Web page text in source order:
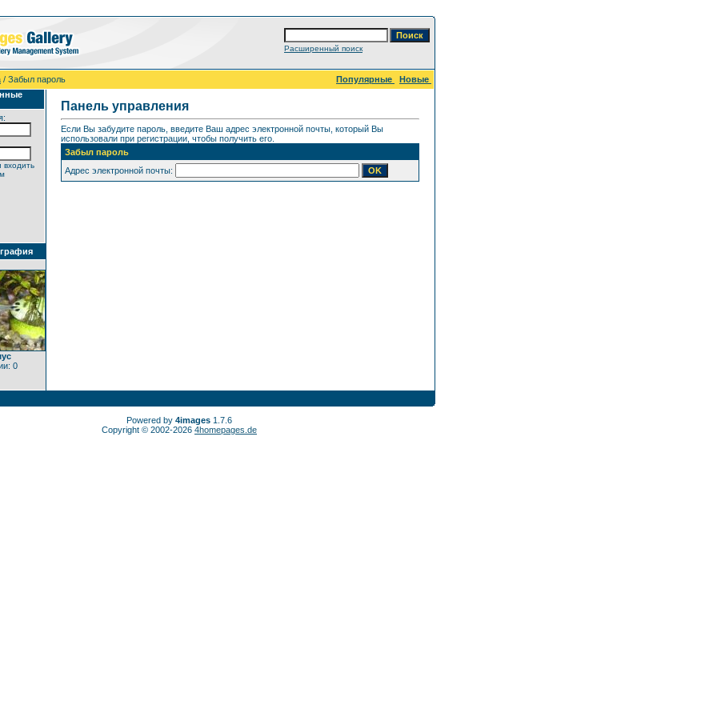
Расширенный поиск
/ Забыл пароль Популярные
Новые
входить
0
Панель управления
Если Вы забудите пароль, введите Ваш адрес электронной почты, который Вы
использовали при регистрации, чтобы получить его.
Забыл пароль
Адрес электронной почты:
Powered by 4images 1.7.6
Copyright © 2002-2026 4homepages.de